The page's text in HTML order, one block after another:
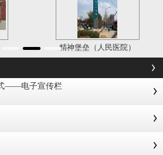
精神堡垒（人民医院）
——电子宣传栏